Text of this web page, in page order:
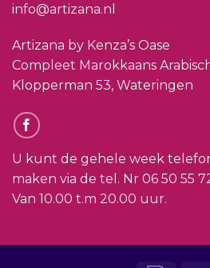
info@artizana.nl
Artizana by Kenza’s Oase
Compleet Marokkaans
Klopperman 53, Wateringen
U kunt de gehele week
maken via de tel. Nr 06 50 55
Van 10.00 t.m 20.00 uur.